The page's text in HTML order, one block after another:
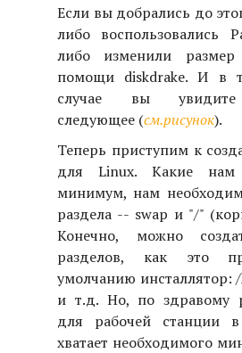
Если вы добрались до
либо воспользовались
либо изменили
помощи diskdrake. И в
случае вы
следующее (см.рисунок).
Теперь приступим к
для Linux. Какие
минимум, нам
раздела -- swap и "/"
Конечно, можно
разделов, как это
умолчанию инсталлятор:
и т.д. Но, по здравому
для рабочей станции в
хватает необходимого